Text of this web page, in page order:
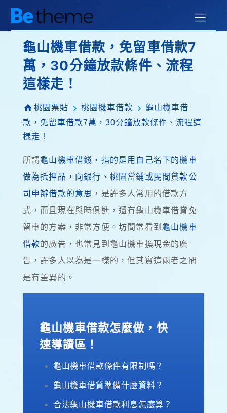
龜山機車借款，免留車借款7
萬，30分鐘放款條件、流程
這樣走！
桃園票貼 桃園機車借款
龜山機車借
款，免留車借款7萬，30分鐘放款條件、流程這
樣走！
所謂龜山機車借錢，指的是用自己名下的機車
做為抵押品，向銀行、桃園當鋪或民間貸款公
司申辦借款的意思 ，是許多人常用的借款方
式，而且現在與時俱進，還有龜山機車借貸免
留車的方案，非常方便。坊間常看到 龜山機車
借款的廣告，也常見到龜山機車換現金的廣
告，許多人以為是一樣的，但其實這兩者之間
是有差異的。
龜山機車借款怎麼做，快
速導讀區！
龜山機車借款條件有限制嗎？
龜山機車借貸準備什麼資料？
合法龜山機車借款利息怎麼算？